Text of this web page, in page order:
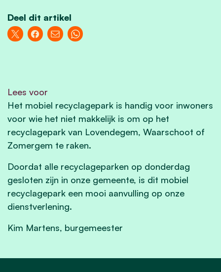
Deel dit artikel
Lees voor
Het mobiel recyclagepark is handig voor inwoners
voor wie het niet makkelijk is om op het
recyclagepark van Lovendegem, Waarschoot of
Zomergem te raken.
Doordat alle recyclageparken op donderdag
gesloten zijn in onze gemeente, is dit mobiel
recyclagepark een mooi aanvulling op onze
dienstverlening.
Kim Martens, burgemeester